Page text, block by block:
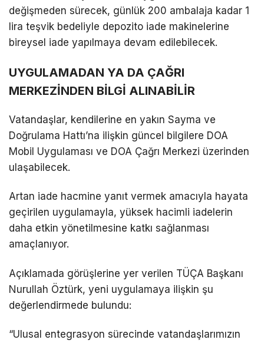
değişmeden sürecek, günlük 200 ambalaja kadar 1
lira teşvik bedeliyle depozito iade makinelerine
bireysel iade yapılmaya devam edilebilecek.
UYGULAMADAN YA DA ÇAĞRI
MERKEZİNDEN BİLGİ ALINABİLİR
Vatandaşlar, kendilerine en yakın Sayma ve
Doğrulama Hattı’na ilişkin güncel bilgilere DOA
Mobil Uygulaması ve DOA Çağrı Merkezi üzerinden
ulaşabilecek.
Artan iade hacmine yanıt vermek amacıyla hayata
geçirilen uygulamayla, yüksek hacimli iadelerin
daha etkin yönetilmesine katkı sağlanması
amaçlanıyor.
Açıklamada görüşlerine yer verilen TÜÇA Başkanı
Nurullah Öztürk, yeni uygulamaya ilişkin şu
değerlendirmede bulundu:
“Ulusal entegrasyon sürecinde vatandaşlarımızın